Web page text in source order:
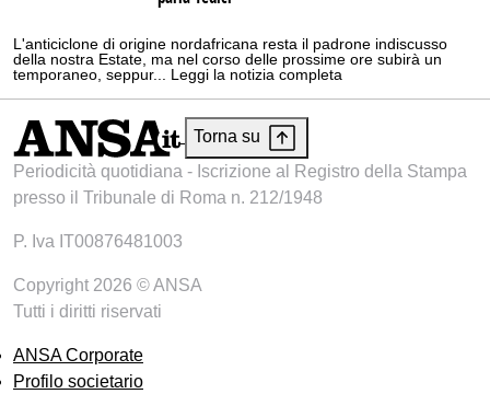
L'anticiclone di origine nordafricana resta il padrone indiscusso
della nostra Estate, ma nel corso delle prossime ore subirà un
temporaneo, seppur... Leggi la notizia completa
Torna su
Periodicità quotidiana - Iscrizione al Registro della Stampa
presso il Tribunale di Roma n. 212/1948
P. Iva IT00876481003
Copyright 2026 © ANSA
Tutti i diritti riservati
ANSA Corporate
Profilo societario